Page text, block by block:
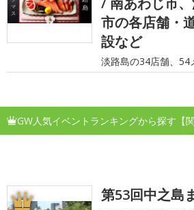
市の各店舗・
設など
淡路島の34店舗、54
GW人気イベントランキングから探す【関
1 第53回中之島